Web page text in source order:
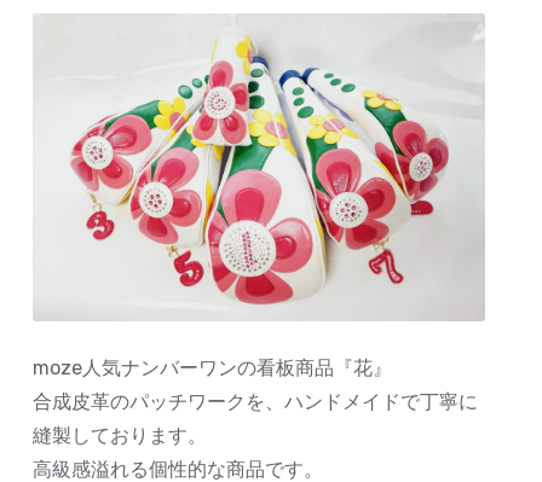
moze人気ナンバーワンの看板商品『花』
合成皮革のパッチワークを、ハンドメイドで丁寧に
縫製しております。
高級感溢れる個性的な商品です。